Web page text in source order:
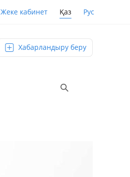
Жеке кабинет Қаз Рус
Хабарландыру беру